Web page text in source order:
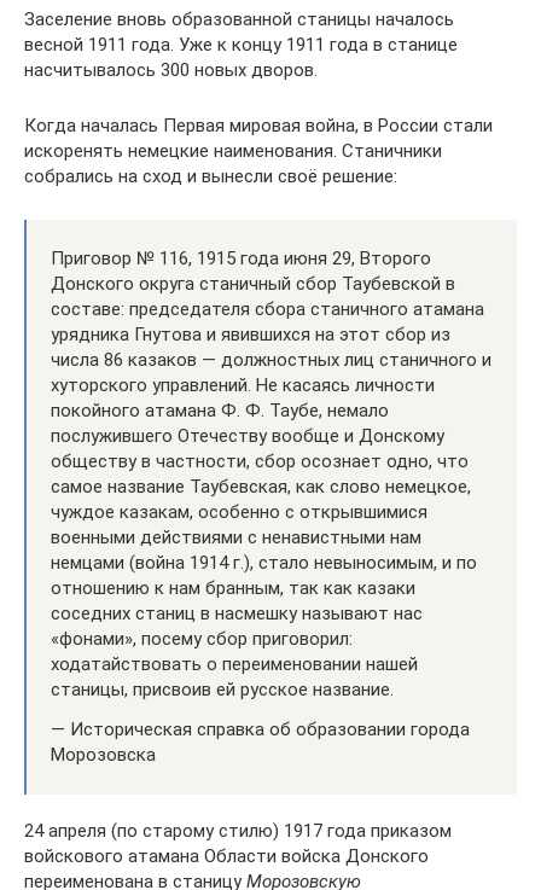
Заселение вновь образованной станицы началось
весной 1911 года. Уже к концу 1911 года в станице
насчитывалось 300 новых дворов.
Когда началась Первая мировая война, в России стали
искоренять немецкие наименования. Станичники
собрались на сход и вынесли своё решение:
Приговор № 116, 1915 года июня 29, Второго
Донского округа станичный сбор Таубевской в
составе: председателя сбора станичного атамана
урядника Гнутова и явившихся на этот сбор из
числа 86 казаков — должностных лиц станичного и
хуторского управлений. Не касаясь личности
покойного атамана Ф. Ф. Таубе, немало
послужившего Отечеству вообще и Донскому
обществу в частности, сбор осознает одно, что
самое название Таубевская, как слово немецкое,
чуждое казакам, особенно с открывшимися
военными действиями с ненавистными нам
немцами (война 1914 г.), стало невыносимым, и по
отношению к нам бранным, так как казаки
соседних станиц в насмешку называют нас
«фонами», посему сбор приговорил:
ходатайствовать о переименовании нашей
станицы, присвоив ей русское название.
— Историческая справка об образовании города
Морозовска
24 апреля (по старому стилю) 1917 года приказом
войскового атамана Области войска Донского
переименована в станицуМорозовскую